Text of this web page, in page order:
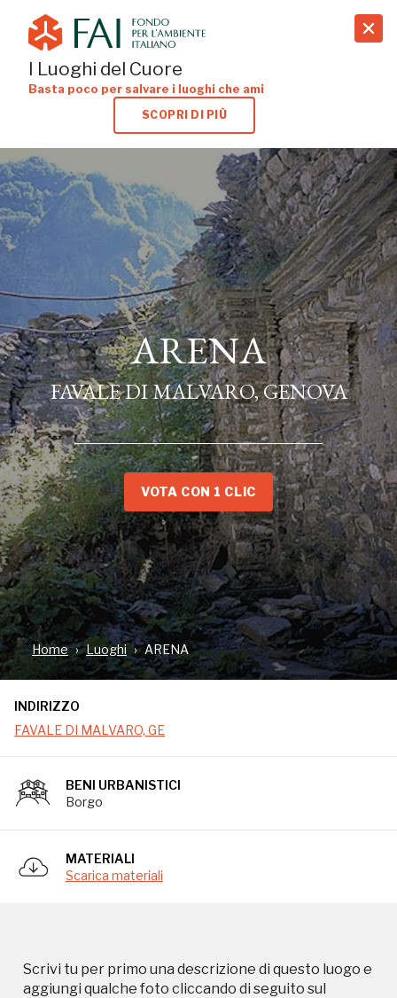
search
I Luoghi del Cuore
Basta poco per salvare i luoghi che ami
SCOPRI DI PIÙ
ARENA
FAVALE DI MALVARO, GENOVA
VOTA CON 1 CLIC
Home Luoghi ARENA
INDIRIZZO
FAVALE DI MALVARO, GE
BENI URBANISTICI
Borgo
MATERIALI
Scarica materiali
Scrivi tu per primo una descrizione di questo luogo e
aggiungi qualche foto cliccando di seguito sul
ARENA
FAVALE DI MALVARO, GENOVA
INDIRIZZO
FAVALE DI MALVARO, GE
Campagne in corso in questo